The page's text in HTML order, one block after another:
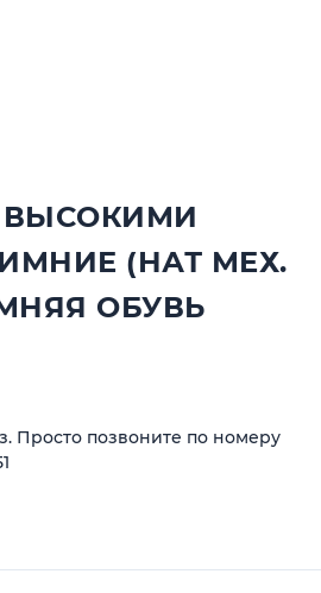
ВЫСОКИМИ
(НАТ МЕХ.
ОБУВЬ
Просто позвоните по номеру